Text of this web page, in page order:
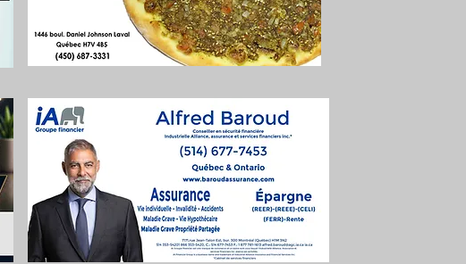
التأكد من نقطتين أساسيتين. هل لديك أو لد